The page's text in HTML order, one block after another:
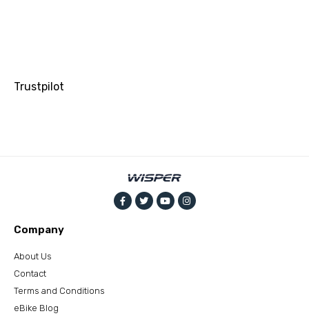
Trustpilot
Company
About Us
Contact
Terms and Conditions
eBike Blog